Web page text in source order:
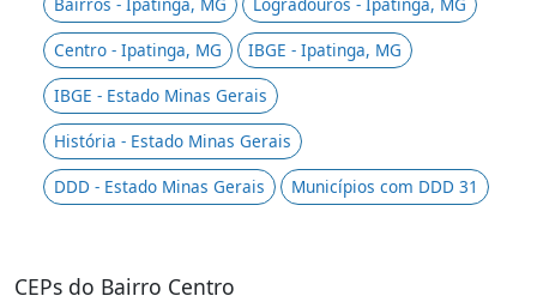
Centro - Ipatinga, MG
IBGE - Ipatinga, MG
IBGE - Estado Minas Gerais
História - Estado Minas Gerais
DDD - Estado Minas Gerais
Municípios com DDD 31
CEPs do Bairro Centro